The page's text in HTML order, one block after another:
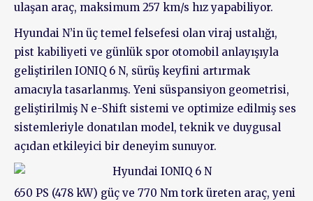
ulaşan araç, maksimum 257 km/s hız yapabiliyor.
Hyundai N’in üç temel felsefesi olan viraj ustalığı,
pist kabiliyeti ve günlük spor otomobil anlayışıyla
geliştirilen IONIQ 6 N, sürüş keyfini artırmak
amacıyla tasarlanmış. Yeni süspansiyon geometrisi,
geliştirilmiş N e-Shift sistemi ve optimize edilmiş ses
sistemleriyle donatılan model, teknik ve duygusal
açıdan etkileyici bir deneyim sunuyor.
650 PS (478 kW) güç ve 770 Nm tork üreten araç, yeni